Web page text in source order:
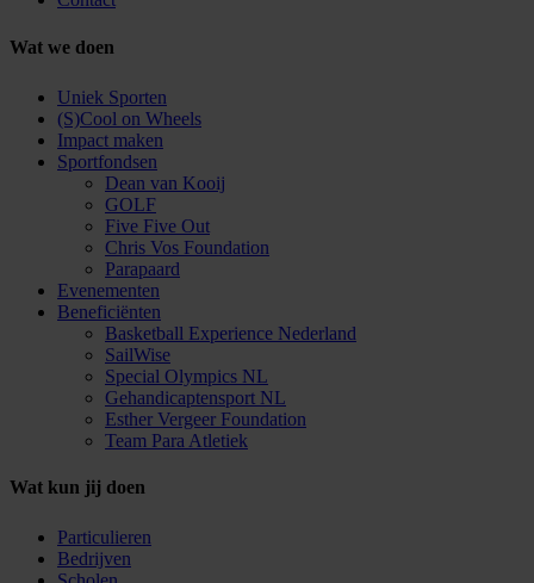
Wat we doen
Uniek Sporten
(S)Cool on Wheels
Impact maken
Sportfondsen
Dean van Kooij
GOLF
Five Five Out
Chris Vos Foundation
Parapaard
Evenementen
Beneficiënten
Basketball Experience Nederland
SailWise
Special Olympics NL
Gehandicaptensport NL
Esther Vergeer Foundation
Team Para Atletiek
Wat kun jij doen
Particulieren
Bedrijven